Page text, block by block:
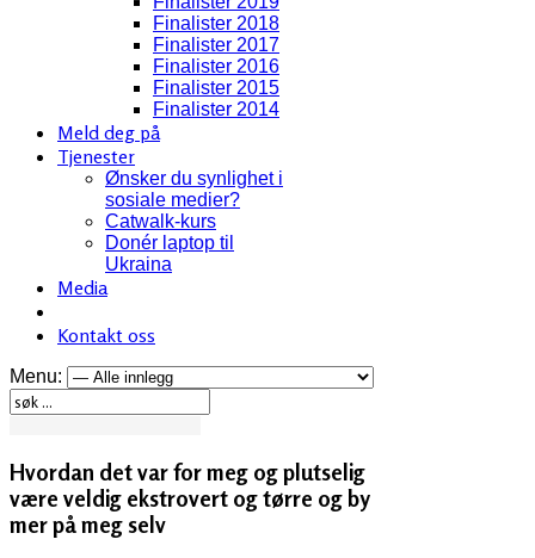
Finalister 2018
Finalister 2017
Finalister 2016
Finalister 2015
Finalister 2014
Meld deg på
Tjenester
Ønsker du synlighet i
sosiale medier?
Catwalk-kurs
Donér laptop til
Ukraina
Media
Kontakt oss
Menu:
Hvordan det var for meg og plutselig
være veldig ekstrovert og tørre og by
mer på meg selv